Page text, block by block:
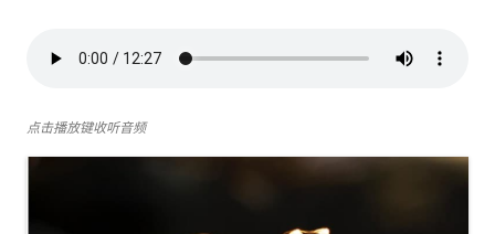
点击播放键收听音频